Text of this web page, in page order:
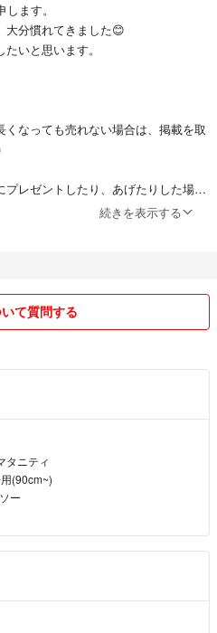
ます。
大分慣れてきました😊
いと思います。
なっても売れない場合は、掲載を取
プレゼントしたり、あげたりした場
ますので、ご了承下さいませm(_ _)
の方、お申し付け下さい(^o^)/出来
品(お店の紙袋等)、100円SHOPの
りますので、コメントでお知らせく
うございます🙇宜しくお願いいたしま
続きを表示する
て質問する
タニティ
(90cm~)
ー